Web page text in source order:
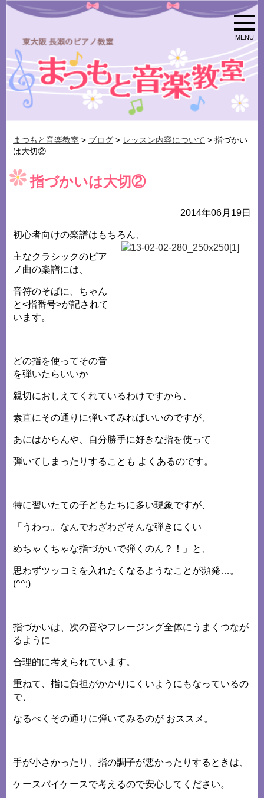
MENU
まつもと音楽教室 > ブログ > レッスン内容について > 指づかい
は大切②
指づかいは大切②
2014年06月19日
初心者向けの楽譜はもちろん、
主なクラシックのピア
ノ曲の楽譜には、
音符のそばに、ちゃん
と<指番号>が記されて
います。
どの指を使ってその音
を弾いたらいいか
親切におしえてくれているわけですから、
素直にその通りに弾いてみればいいのですが、
あにはからんや、自分勝手に好きな指を使って
弾いてしまったりすることも よくあるのです。
特に習いたての子どもたちに多い現象ですが、
「うわっ。なんでわざわざそんな弾きにくい
めちゃくちゃな指づかいで弾くのん？！」と、
思わずツッコミを入れたくなるようなことが頻発…。
(^^;)
指づかいは、次の音やフレージング全体にうまくつなが
るように
合理的に考えられています。
重ねて、指に負担がかかりにくいようにもなっているの
で、
なるべくその通りに弾いてみるのが おススメ。
手が小さかったり、指の調子が悪かったりするときは、
ケースバイケースで考えるので安心してください。